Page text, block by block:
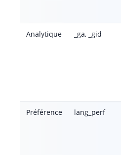
Analytique _ga, _gid
Préférence lang_perf